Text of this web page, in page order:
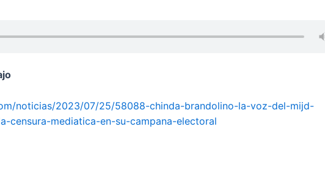
noticias/2023/07/25/58088-chinda-brandolino-la-voz-del-mijd-
censura-mediatica-en-su-campana-electoral